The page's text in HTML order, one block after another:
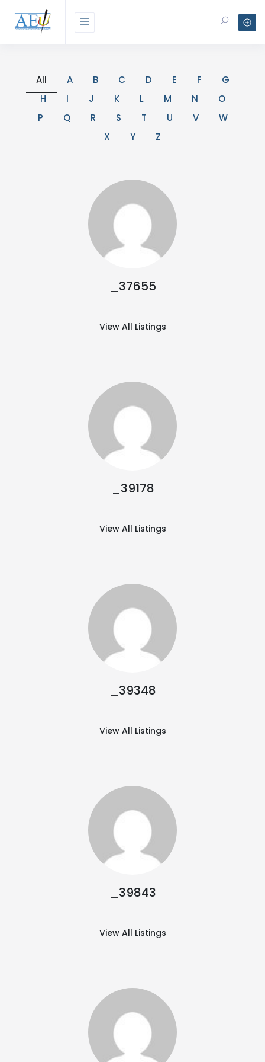
All A B C D E F
G
H
I J K L M N
O
P
Q R S T U V
W
X
Y Z
_37655
View All Listings
_39178
View All Listings
_39348
View All Listings
_39843
View All Listings